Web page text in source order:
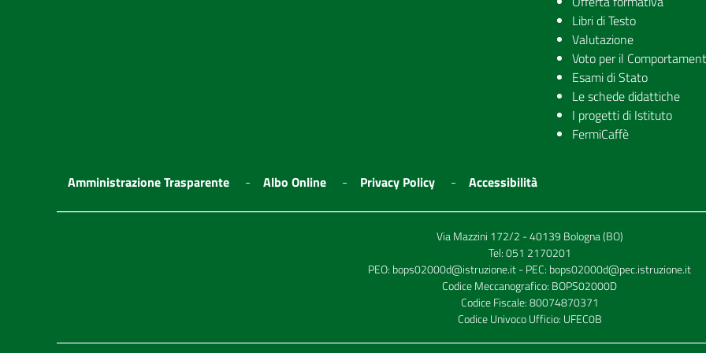
Libri di Testo
Valutazione
Voto per il
Esami di Stato
Le schede didattiche
I progetti di Istituto
FermiCaffè
Amministrazione Trasparente Albo Online Privacy Policy Accessibilità
Via Mazzini 172/2 - 40139 Bologna (BO)
Tel:051 2170201
PEO: bops02000d@istruzione.it- PEC: bops02000d@pec.istruzione.it
Codice Meccanografico: BOPS02000D
Codice Fiscale: 80074870371
Codice Univoco Ufficio: UFEC0B